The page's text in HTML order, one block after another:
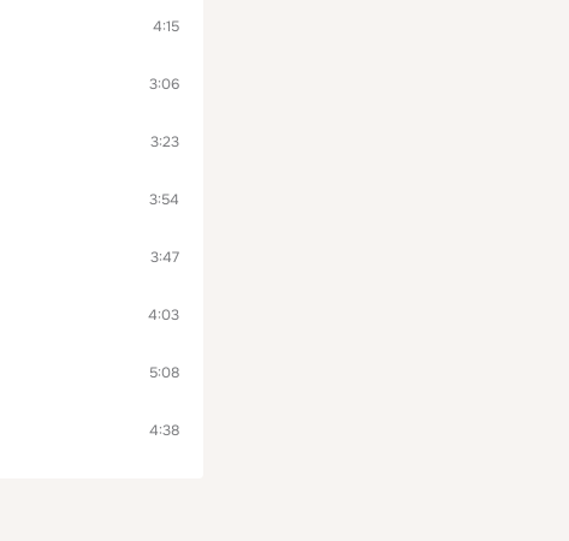
4:15
3:06
3:23
3:54
3:47
4:03
5:08
4:38